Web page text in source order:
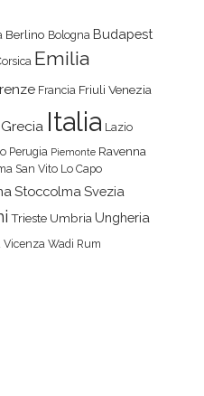
Berlino Bologna Budapest
Emilia
Francia Friuli Venezia
Grecia Italia Lazio
Perugia Piemonte Ravenna
San Vito Lo Capo
Stoccolma Svezia
Trieste Umbria Ungheria
Vicenza Wadi Rum